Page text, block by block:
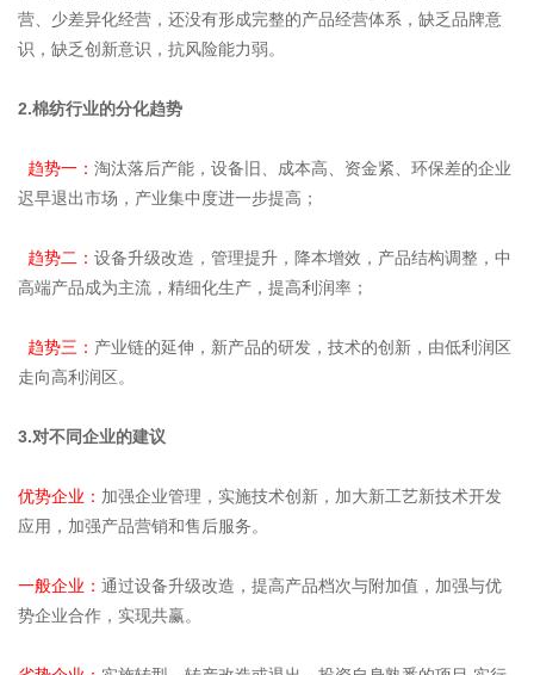
营
少差异化经营 ， 还没有形成完整的产品经营体系 ， 缺乏品牌意
识 ， 缺乏创 新意识 ， 抗风险能力弱。
2.棉纺行业的分化趋势
趋势一： 淘汰落后产能 ， 设备 旧 成本高 资金紧 环保差的企业
迟早退出市场 ， 产业集中 度进一步提高 ；
趋势二： 设备升级改造 ， 管理提升 ， 降本增效 ， 产品结构调整 ， 中
高端产品成为主流 ， 精细化生产 ， 提高利 润率 ；
趋势三： 产业链的延伸，新产品的研发，技术的创新，由低利润区
走向高利润区。
3.对不同企业的建议
优势企业： 加强企业管理，实施技术创新，加大新工艺新技术开发
应用，加强产品营销和售后服务。
一般企业： 通过设备升级改造 ， 提高产品档次与附加值 ， 加强与优
势企业合作 ， 实现共赢。